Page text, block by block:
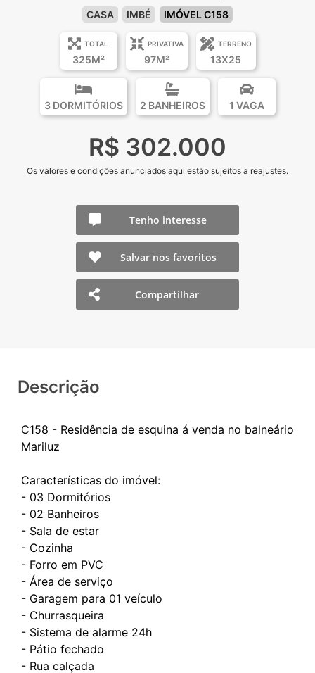
CASA IMBÉ IMÓVEL C158
TOTAL
325M²
PRIVATIVA
97M²
TERRENO
13X25
3 DORMITÓRIOS 2 BANHEIROS 1 VAGA
R$ 302.000
Os valores e condições anunciados aqui estão sujeitos a reajustes.
Tenho interesse
Salvar nos favoritos
Compartilhar
Descrição
C158 - Residência de esquina á venda no balneário
Mariluz
Características do imóvel:
- 03 Dormitórios
- 02 Banheiros
- Sala de estar
- Cozinha
- Forro em PVC
- Área de serviço
- Garagem para 01 veículo
- Churrasqueira
- Sistema de alarme 24h
- Pátio fechado
- Rua calçada